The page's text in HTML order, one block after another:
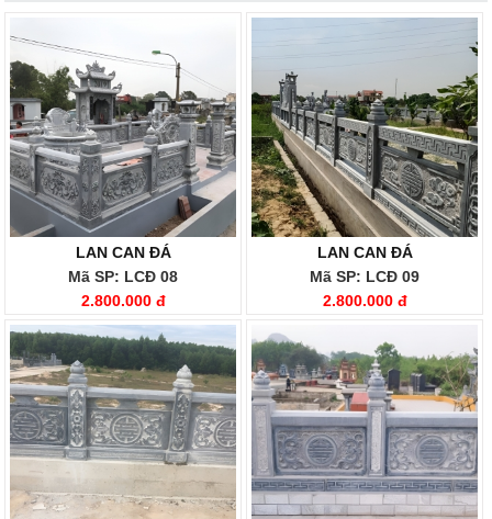
LAN CAN ĐÁ
Mã SP: LCĐ 08
2.800.000 đ
LAN CAN ĐÁ
Mã SP: LCĐ 09
2.800.000 đ